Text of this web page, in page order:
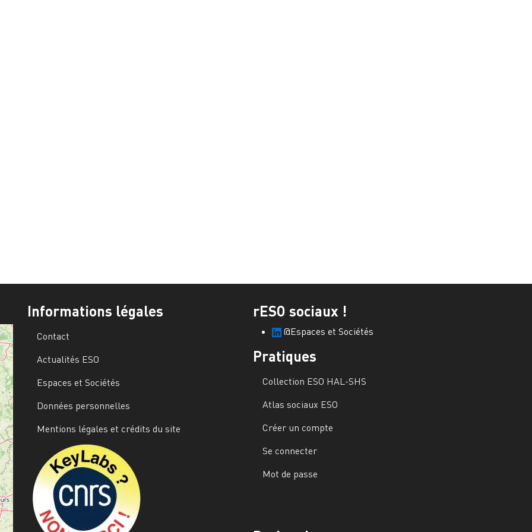
Informations légales
Contact
Actualités ESO
Espaces et Sociétés
Données personnelles
Mentions légales et crédits du site
rESO sociaux !
@Espaces et Sociétés
Pratiques
Collection ESO HAL-SHS
Atlas sociaux ESO
Créer un compte
Se connecter
Mot de passe